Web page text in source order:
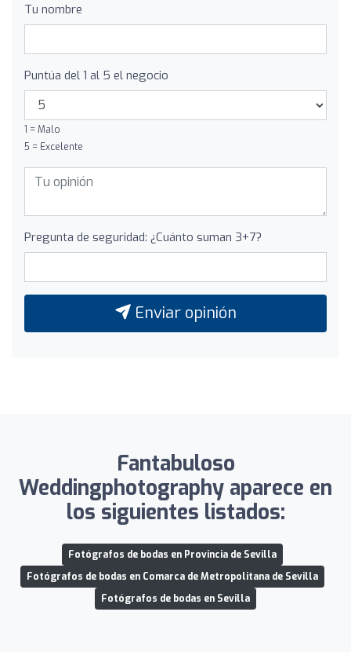
Tu nombre
Puntúa del 1 al 5 el negocio
1 = Malo
5 = Excelente
Pregunta de seguridad: ¿Cuánto suman 3+7?
Enviar opinión
Fantabuloso
Weddingphotography aparece en
los siguientes listados:
Fotógrafos de bodas en Provincia de Sevilla
Fotógrafos de bodas en Comarca de Metropolitana de Sevilla
Fotógrafos de bodas en Sevilla